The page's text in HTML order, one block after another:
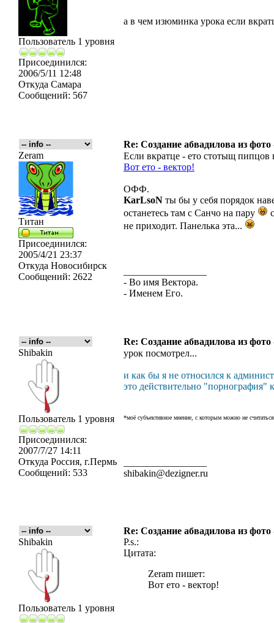
Пользователь 1 уровня
Присоединился:
2006/5/11 12:48
Откуда Самара
Сообщений: 567
а в чем изюминка урока если
Re: Создание абвадилова из
Zeram
Титан
Присоединился:
2005/4/21 23:37
Откуда Новосибирск
Сообщений: 2622
Если вкратце - ето стотыщ пипцов
Вот ето - вектор!
ОФФ.
KarLsoN ты бы у себя порядок
останетесь там с Санчо на пару
не приходит. Панелька эта...
- Во имя Вектора.
- Именем Его.
Re: Создание абвадилова из
Shibakin
Пользователь 1 уровня
Присоединился:
2007/7/27 14:11
Откуда Россия, г.Пермь
Сообщений: 533
урок посмотрел...
и как бы я не относился к
это действительно "порнография"
*моё субъективное мнение, с которым можно не считаться
shibakin@dezigner.ru
Re: Создание абвадилова из
Shibakin
Пользователь 1 уровня
P.s.:
Цитата:
Zeram пишет:
Вот ето - вектор!